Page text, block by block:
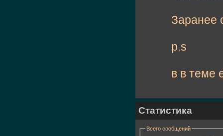
Заранее
p.s
в в теме
Статистика
Всего сообщений